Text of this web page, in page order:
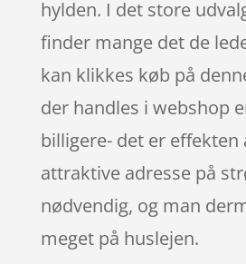
hylden. I det store
finder mange det de
kan klikkes køb på
der handles i webshop
billigere- det er effekten
attraktive adresse på
nødvendig, og man
meget på huslejen.